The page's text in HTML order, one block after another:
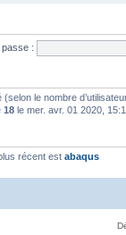
passe :
le nombre
18 le mer. avr. 01 2020,
récent est abaqus